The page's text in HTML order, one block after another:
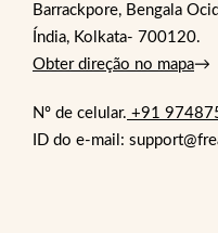
Barrackpore, Bengala
Índia, Kolkata- 700120.
Obter direção no mapa→
Nº de celular. +91
ID do e-mail: